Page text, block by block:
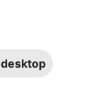
desktop